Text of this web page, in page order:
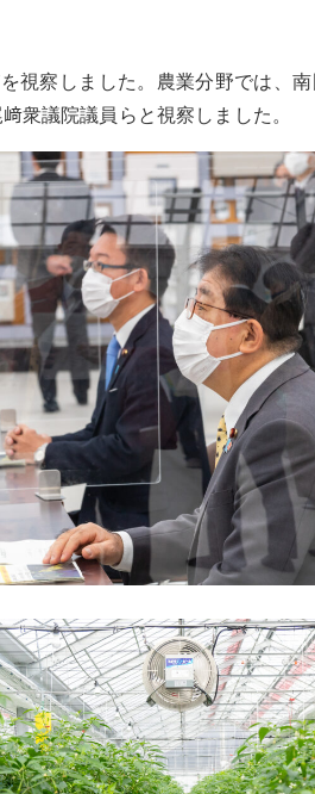
視察しました。農業分野では、
衆議院議員らと視察しました。